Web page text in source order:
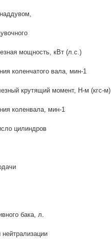
мощность, кВт (л.с.)
коленчатого вала, мин-1
крутящий момент, Н-м (кгс-м)
коленвала, мин-1
цилиндров
бака, л.